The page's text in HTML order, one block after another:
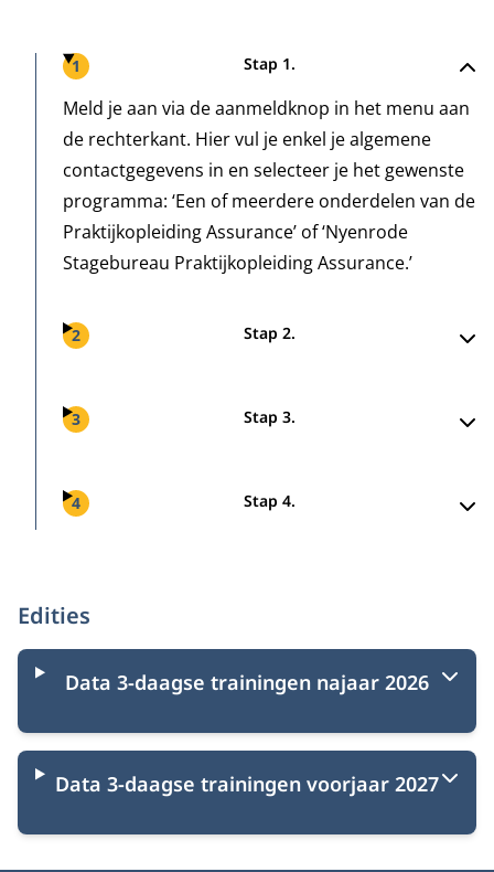
Stappen
1 Stap 1.
Meld je aan via de aanmeldknop in het menu aan
de rechterkant. Hier vul je enkel je algemene
contactgegevens in en selecteer je het gewenste
programma: ‘Een of meerdere onderdelen van de
Praktijkopleiding Assurance’ of ‘Nyenrode
Stagebureau Praktijkopleiding Assurance.’
2 Stap 2.
3 Stap 3.
4 Stap 4.
Edities
Data 3-daagse trainingen najaar 2026
Data 3-daagse trainingen voorjaar 2027